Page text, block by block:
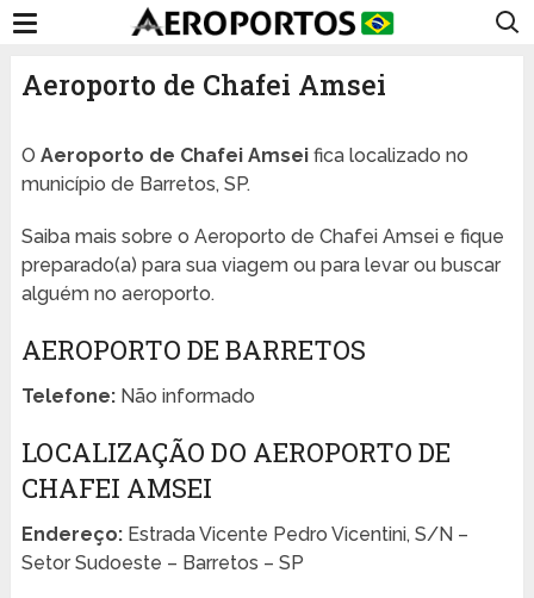
Aeroporto de Chafei Amsei
O Aeroporto de Chafei Amseifica localizado no
município de Barretos, SP.
Saiba mais sobre o Aeroporto de Chafei Amsei e fique
preparado(a) para sua viagem ou para levar ou buscar
alguém no aeroporto.
AEROPORTO DE BARRETOS
Telefone:Não informado
LOCALIZAÇÃO DO AEROPORTO DE
CHAFEI AMSEI
Endereço:Estrada Vicente Pedro Vicentini, S/N –
Setor Sudoeste – Barretos – SP